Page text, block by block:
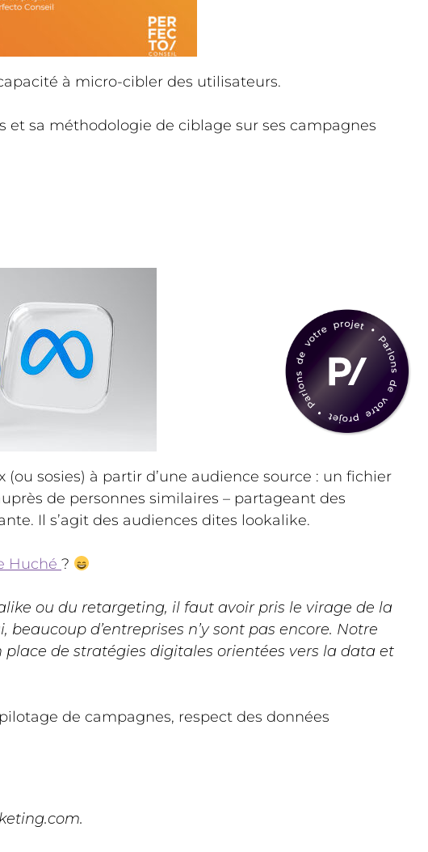
à micro-cibler des utilisateurs.
sa méthodologie de ciblage sur ses campagnes
sosies) à partir d’une audience source : un fichier
de personnes similaires – partageant des
Il s’agit des audiences dites lookalike.
Huché ?
ou du retargeting, il faut avoir pris le virage de la
d’entreprises n’y sont pas encore. Notre
de stratégies digitales orientées vers la data et
de campagnes, respect des données